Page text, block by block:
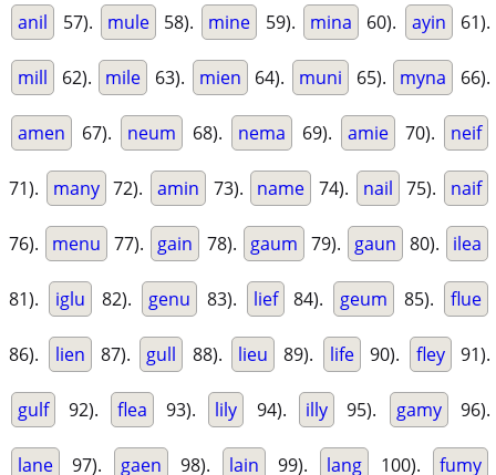
anil 57). mule 58). mine 59). mina 60). ayin 61).
mill 62). mile 63). mien 64). muni 65). myna 66).
amen 67). neum 68). nema 69). amie 70). neif
71). many 72). amin 73). name 74). nail 75). naif
76). menu 77). gain 78). gaum 79). gaun 80). ilea
81). iglu 82). genu 83). lief 84). geum 85). flue
86). lien 87). gull 88). lieu 89). life 90). fley 91).
gulf 92). flea 93). lily 94). illy 95). gamy 96).
lane 97). gaen 98). lain 99). lang 100). fumy